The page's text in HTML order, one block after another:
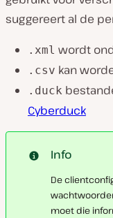
suggereert al de
.xml wordt
.csv kan
.duck
Cyberduck
Info
De
moet die